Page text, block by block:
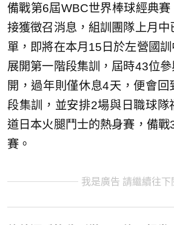
備戰第6屆WBC世界棒球經典
接獲徵召消息，組訓團隊上月中
單，即將在本月15日於左營國訓
展開第一階段集訓，屆時43位
開，過年則僅休息4天，便會回
段集訓，並安排2場與日職球隊
道日本火腿鬥士的熱身賽，備
賽。
我是廣告 請繼續往下